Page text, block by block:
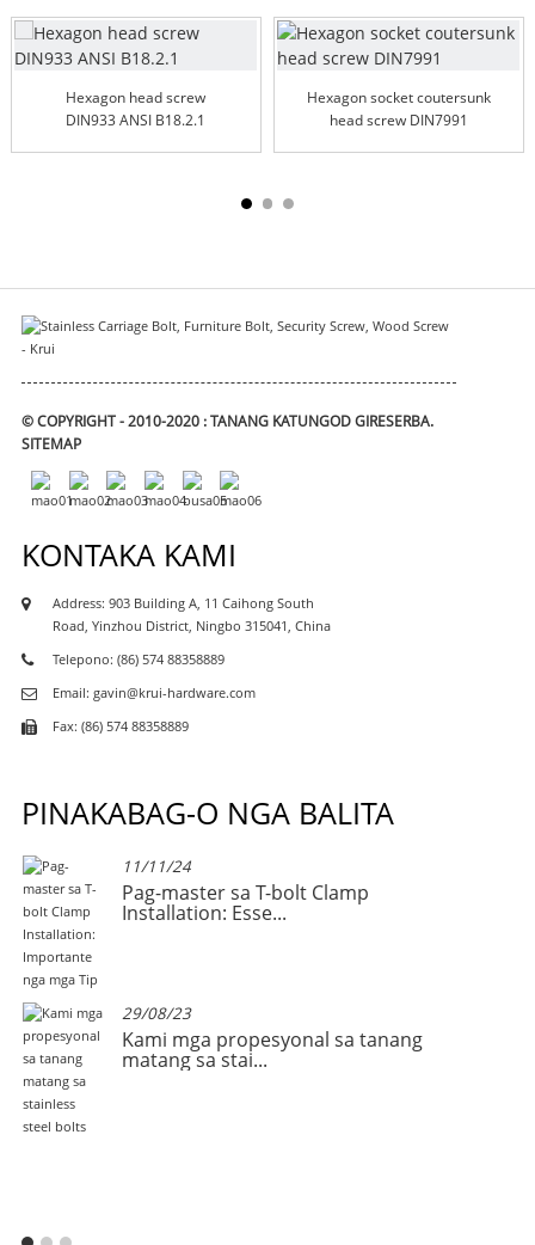
Hexagon head screw
DIN933 ANSI B18.2.1
Hexagon socket coutersunk
head screw DIN7991
© COPYRIGHT - 2010-2020 : TANANG KATUNGOD GIRESERBA.
SITEMAP
KONTAKA KAMI
Address: 903 Building A, 11 Caihong South
Road, Yinzhou District, Ningbo 315041, China
Telepono: (86) 574 88358889
Email: gavin@krui-hardware.com
Fax: (86) 574 88358889
PINAKABAG-O NGA BALITA
11/11/24
Pag-master sa T-bolt Clamp
Installation: Esse...
29/08/23
Kami mga propesyonal sa tanang
matang sa stai...